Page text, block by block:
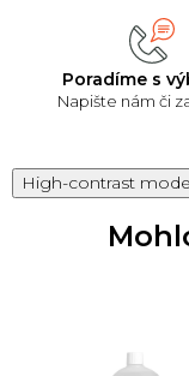
Poradíme s
Napište nám či
High-contrast mode